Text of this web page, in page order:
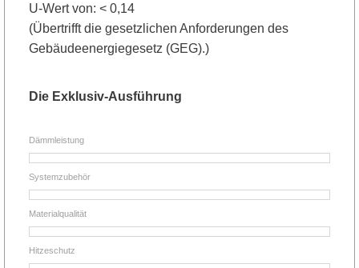
U-Wert von: < 0,14
(Übertrifft die gesetzlichen Anforderungen des
Gebäudeenergiegesetz (GEG).)
Die Exklusiv-Ausführung
Dämmleistung
Systemzubehör
Materialqualität
Hitzeschutz